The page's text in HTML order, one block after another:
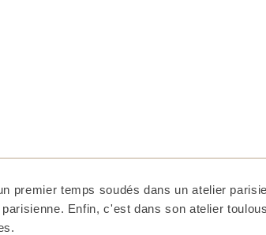
premier temps soudés dans un atelier
Enfin, c'est dans son atelier